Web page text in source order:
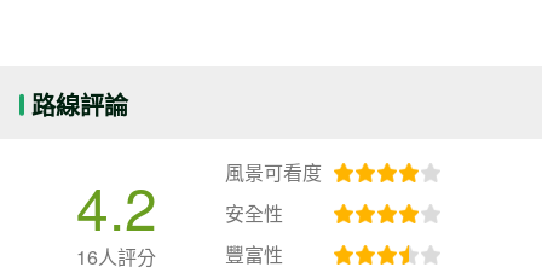
路線評論
4.2
16人評分
風景可看度
安全性
豐富性